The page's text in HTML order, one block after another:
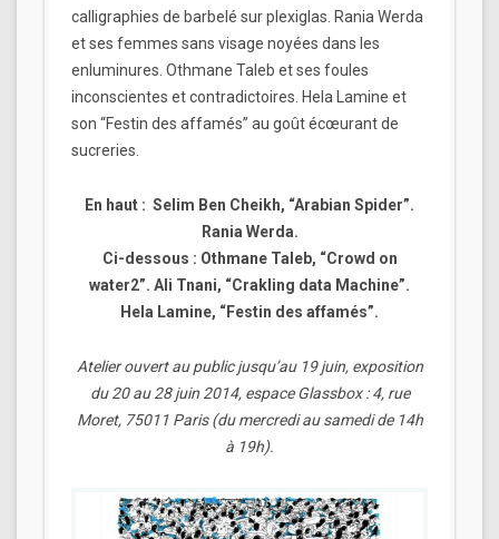
calligraphies de barbelé sur plexiglas. Rania Werda
et ses femmes sans visage noyées dans les
enluminures. Othmane Taleb et ses foules
inconscientes et contradictoires. Hela Lamine et
son “Festin des affamés” au goût écœurant de
sucreries.
En haut : Selim Ben Cheikh, “Arabian Spider”.
Rania Werda.
Ci-dessous : Othmane Taleb, “Crowd on
water2”. Ali Tnani, “Crakling data Machine”.
Hela Lamine, “Festin des affamés”.
Atelier ouvert au public jusqu’au 19 juin, exposition
du 20 au 28 juin 2014, espace Glassbox : 4, rue
Moret, 75011 Paris (du mercredi au samedi de 14h
à 19h).